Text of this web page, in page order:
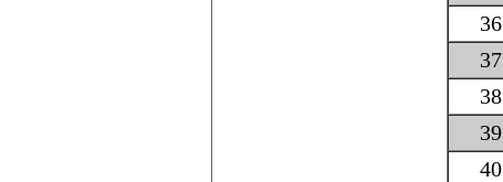
36
37
38
39
40